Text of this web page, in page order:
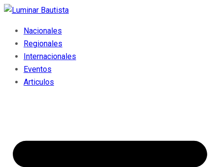
Nacionales
Regionales
Internacionales
Eventos
Articulos